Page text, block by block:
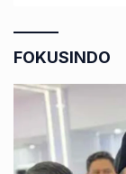
FOKUSINDO